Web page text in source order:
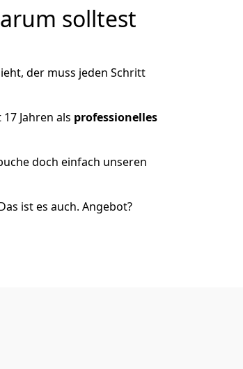
solltest
der muss jeden Schritt
Jahren als professionelles
doch einfach unseren
ist es auch. Angebot?